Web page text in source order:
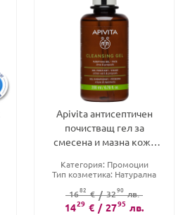
Apivita антисептичен
почистващ гел за
смесена и мазна кожа
Категория: Промоции
Тип козметика: Натурална
Форма на продукта:гел
1682 € / 3290 лв.
1429 € / 2795 лв.